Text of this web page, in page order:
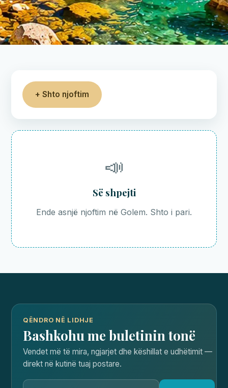
+ Shto njoftim
📣
Së shpejti
Ende asnjë njoftim në Golem. Shto i pari.
QËNDRO NË LIDHJE
Bashkohu me buletinin tonë
Vendet më të mira, ngjarjet dhe këshillat e udhëtimit —
direkt në kutinë tuaj postare.